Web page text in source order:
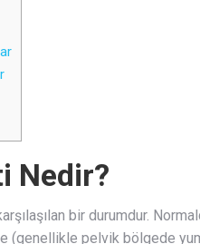
Nedir?
bir durumdur.
(genellikle pelvik bölgede